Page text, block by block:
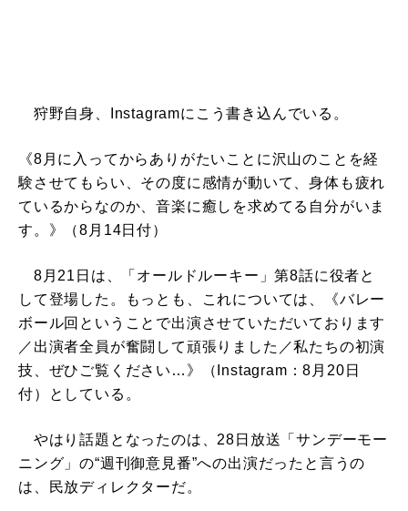
狩野自身、Instagramにこう書き込んでいる。
《8月に入ってからありがたいことに沢山のことを経
験させてもらい、その度に感情が動いて、身体も疲れ
ているからなのか、音楽に癒しを求めてる自分がいま
す。》（8月14日付）
8月21日は、「オールドルーキー」第8話に役者と
して登場した。もっとも、これについては、《バレー
ボール回ということで出演させていただいております
／出演者全員が奮闘して頑張りました／私たちの初演
技、ぜひご覧ください…》（Instagram：8月20日
付）としている。
やはり話題となったのは、28日放送「サンデーモー
ニング」の“週刊御意見番”への出演だったと言うの
は、民放ディレクターだ。